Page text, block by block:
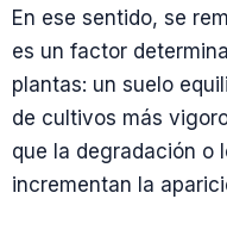
En ese sentido, se
es un factor
plantas: un suelo
de cultivos más
que la degradación o
incrementan la